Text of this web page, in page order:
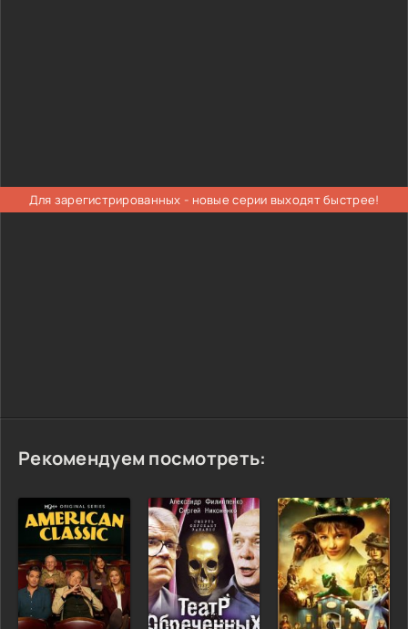
Для зарегистрированных - новые серии выходят быстрее!
Рекомендуем посмотреть: